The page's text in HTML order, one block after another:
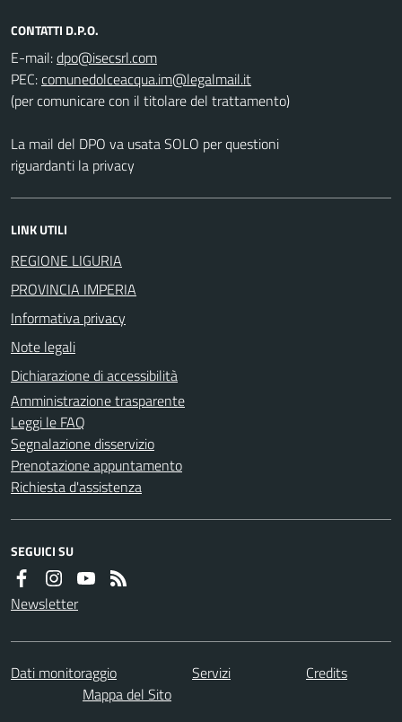
CONTATTI D.P.O.
E-mail:
PEC:
(per comunicare con il titolare del trattamento)
La mail del DPO va usata SOLO per questioni
riguardanti la privacy
LINK UTILI
REGIONE LIGURIA
PROVINCIA IMPERIA
Informativa privacy
Note legali
Dichiarazione di accessibilità
Amministrazione trasparente
Leggi le FAQ
Segnalazione disservizio
Prenotazione appuntamento
Richiesta d'assistenza
SEGUICI SU
Newsletter
Dati monitoraggio Servizi
Credits
Mappa del Sito